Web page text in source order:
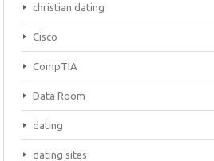
christian dating
Cisco
CompTIA
Data Room
dating
dating sites